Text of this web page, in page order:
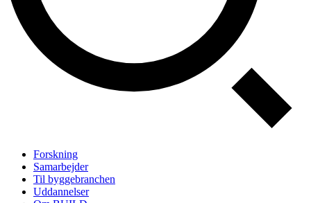
Forskning
Samarbejder
Til byggebranchen
Uddannelser